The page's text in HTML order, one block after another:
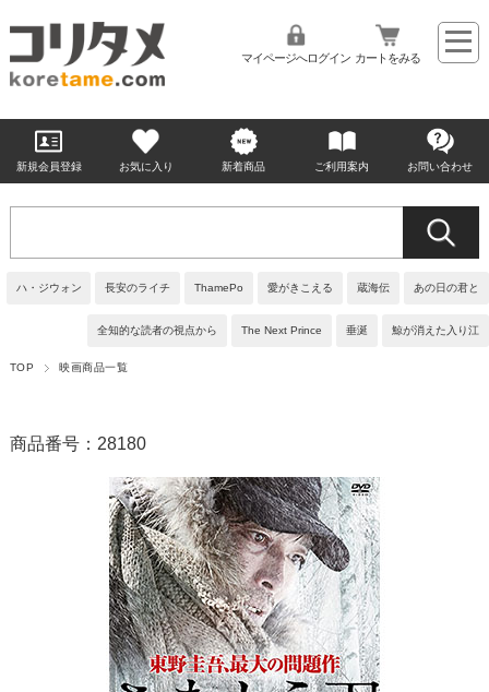
マイページへログイン カートをみる
新規会員登録 お気に入り 新着商品 ご利用案内 お問い合わせ
ハ・ジウォン 長安のライチ ThamePo 愛がきこえる 蔵海伝 あの日の君と
全知的な読者の視点から The Next Prince 垂涎 鯨が消えた入り江
TOP 映画商品一覧
商品番号：28180